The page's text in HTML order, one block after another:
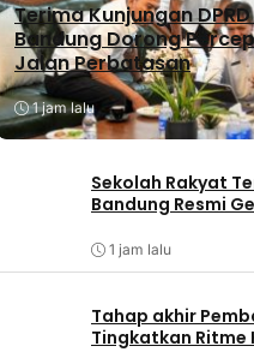
Terima Kunjungan
Bandung Dorong
Jalan Perbatasan
1 jam lalu
Sekolah Rakyat
Bandung Resmi
1 jam lalu
Tahap akhir
Tingkatkan Ritme